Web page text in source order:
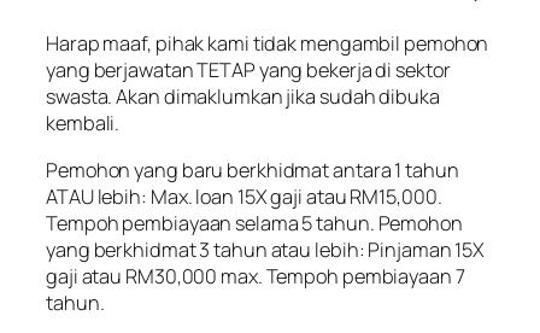
Harap maaf, pihak kami tidak mengambil pemohon
yang berjawatan TETAP yang bekerja di sektor
swasta. Akan dimaklumkan jika sudah dibuka
kembali.
Pemohon yang baru berkhidmat antara 1 tahun
ATAU lebih: Max. loan 15X gaji atau RM15,000.
Tempoh pembiayaan selama 5 tahun. Pemohon
yang berkhidmat 3 tahun atau lebih: Pinjaman 15X
gaji atau RM30,000 max. Tempoh pembiayaan 7
tahun.